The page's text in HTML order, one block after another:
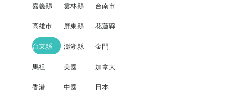
嘉義縣 雲林縣 台南市
高雄市 屏東縣 花蓮縣
台東縣 澎湖縣 金門
馬祖 美國 加拿大
香港 中國 日本